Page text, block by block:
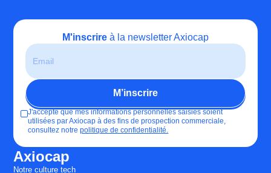
M'inscrire à la newsletter Axiocap
J'accepte que mes informations personnelles saisies soient
utilisées par Axiocap à des fins de prospection commerciale,
consultez notrepolitique de confidentialité.
Axiocap
Notre culture tech